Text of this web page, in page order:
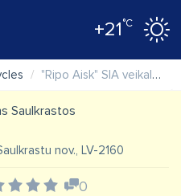
+21°C
"Ripo Aisk" SIA veikals, serviss
Saulkrastos
nov., LV-2160
0